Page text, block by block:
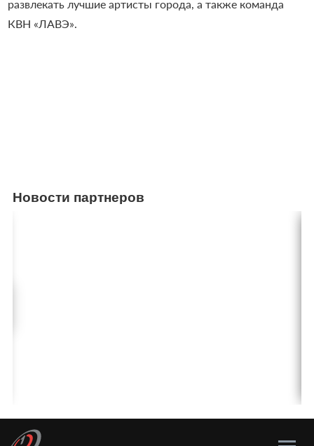
развлекать лучшие артисты города, а также команда
КВН «ЛАВЭ».
Новости партнеров